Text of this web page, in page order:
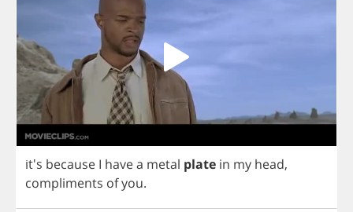
it's because I havea metal plate in my head,
compliments ofyou.